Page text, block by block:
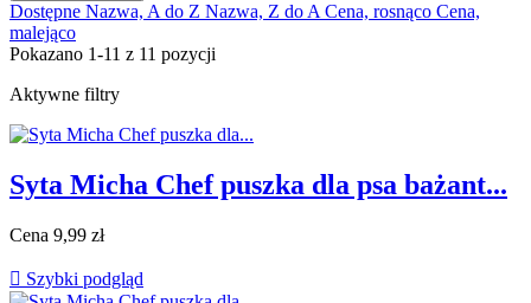
Dostępne Nazwa, A do Z Nazwa, Z do ACena, rosnąco Cena,
malejąco
Pokazano 1-11 z 11 pozycji
Aktywne filtry
Syta Micha Chef puszka dla psa bażant...
Cena 9,99 zł
 Szybki podgląd